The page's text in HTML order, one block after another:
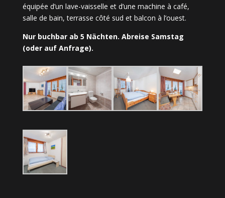
équipée d’un lave-vaisselle et d’une machine à café,
salle de bain, terrasse côté sud et balcon à l’ouest.
Nur buchbar ab 5 Nächten. Abreise Samstag
(oder auf Anfrage).